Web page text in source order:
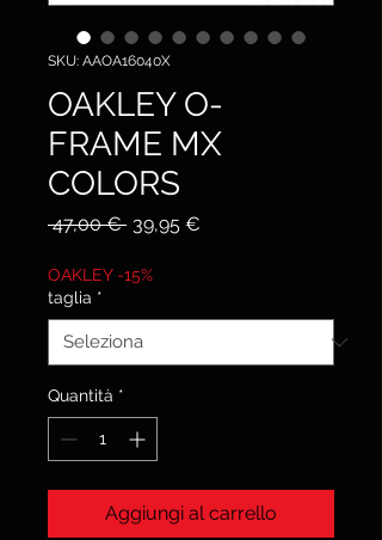
SKU: AAOA16040X
OAKLEY O-
FRAME MX
COLORS
47,00 € Prezzo
39,95 €
OAKLEY -15%
taglia *
Quantità *
Aggiungi al carrello